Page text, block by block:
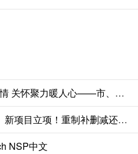
股融贷配资 暖心慰问传温情 关怀聚力暖人心——市、县总工会先后走访慰问困难职工和劳模
万盈配资 曝《四海兄弟2》新项目立项！重制补删减还是新作续传奇？
NSP中文